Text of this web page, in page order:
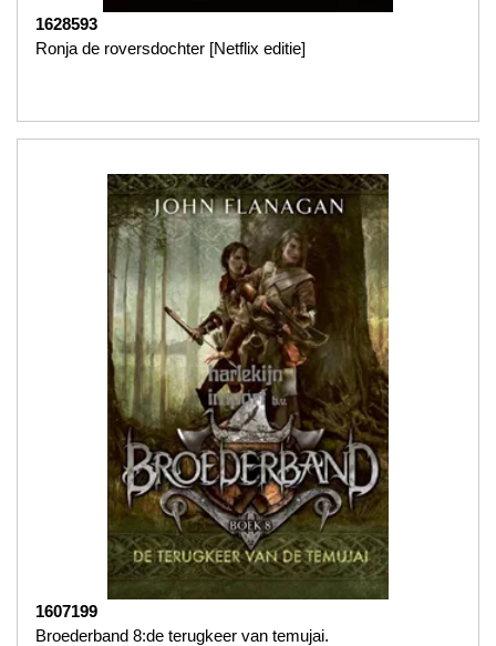
1628593
Ronja de roversdochter [Netflix editie]
1607199
Broederband 8:de terugkeer van temujai.